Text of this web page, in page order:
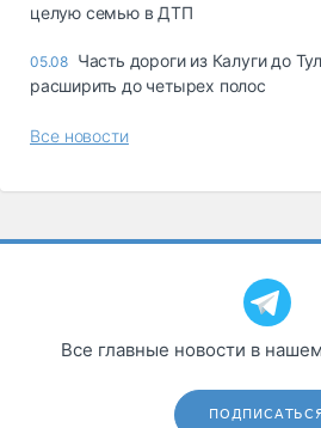
целую семью в ДТП
05.08 Часть дороги из Калуги до
расширить до четырех полос
Все новости
Все главные новости в
ПОДПИСАТЬСЯ